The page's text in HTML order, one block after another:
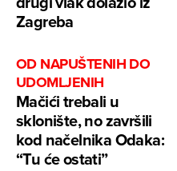
Zagreba
OD NAPUŠTENIH DO
UDOMLJENIH
Mačići trebali u
sklonište, no završili
kod načelnika Odaka:
“Tu će ostati”